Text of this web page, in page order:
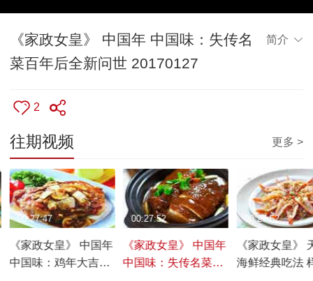
《家政女皇》 中国年 中国味：失传名
菜百年后全新问世 20170127
简介
2
往期视频 更多 >
《家政女皇》 中国年
中国味：鸡年大吉
00:27:47
《家政女皇》 中国年
中国味：失传名菜百
00:27:52
《家政女皇》
海鲜经典吃法
00:27:52